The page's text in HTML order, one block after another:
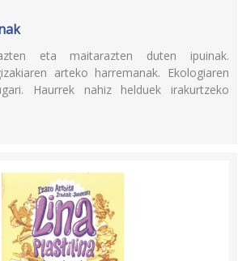
eta maitarazten duten ipuinak.
arteko harremanak. Ekologiaren
Haurrek nahiz helduek irakurtzeko